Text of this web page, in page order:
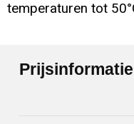
temperaturen tot
Prijsinformatie